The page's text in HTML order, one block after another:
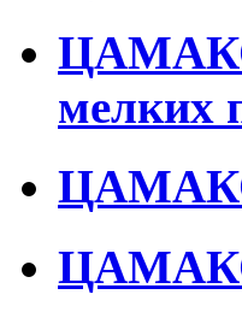
ЦАМАКС
мелких
ЦАМАКС
ЦАМАКС